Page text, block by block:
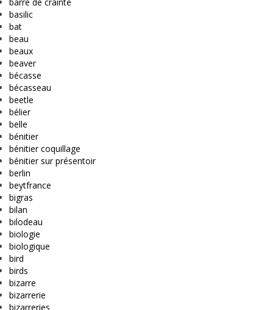
basilic
bat
beau
beaux
beaver
bécasse
bécasseau
beetle
bélier
belle
bénitier
bénitier coquillage
bénitier sur présentoir
berlin
beytfrance
bigras
bilan
bilodeau
biologie
biologique
bird
birds
bizarre
bizarrerie
bizarreries